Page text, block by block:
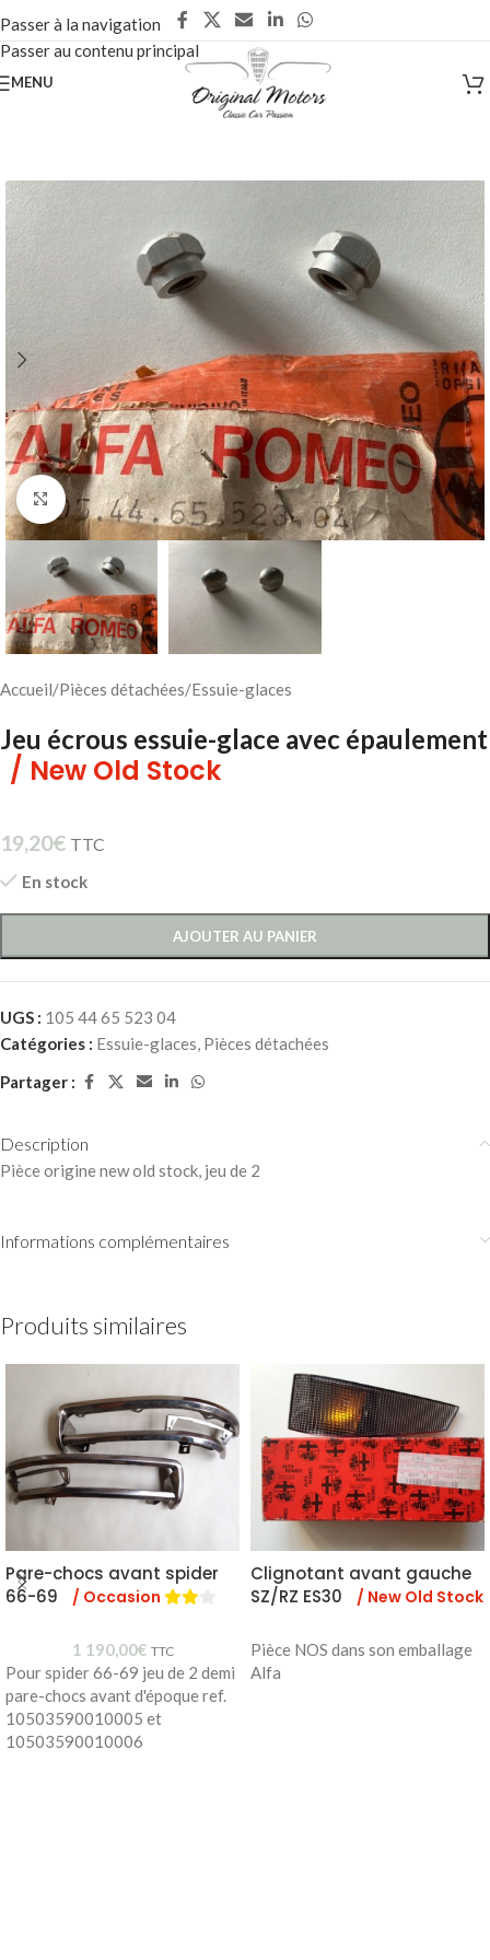
Passer à la navigation
Passer au contenu principal
MENU
Cliquez pour agrandir
Accueil/Pièces détachées/Essuie-glaces
Jeu écrous essuie-glace avec épaulement
/ New Old Stock
19,20€ TTC
En stock
AJOUTER AU PANIER
UGS : 105 44 65 523 04
Catégories : Essuie-glaces, Pièces détachées
Partager :
Description
Pièce origine new old stock, jeu de 2
Informations complémentaires
Produits similaires
Pare-chocs avant spider
66-69
/ Occasion
1 190,00€ TTC
Pour spider 66-69 jeu de 2 demi
pare-chocs avant d'époque ref.
10503590010005 et
10503590010006
Clignotant avant gauche
SZ/RZ ES30
/ New Old Stock
Pièce NOS dans son emballage
Alfa